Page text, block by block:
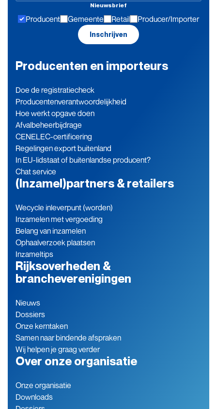
blijven
Nieuwsbrief
Producent Gemeente Retail Producer/Importer
Inschrijven
Producenten en importeurs
Doe de registratiecheck
Producenten­verantwoordelijkheid
Hoe werkt opgave doen
Afvalbeheerbijdrage
CENELEC-certificering
Regelingen export buitenland
In EU-lidstaat of buitenlandse producent?
Chat service
(Inzamel)partners & retailers
Wecycle inleverpunt (worden)
Inzamelen met vergoeding
Belang van inzamelen
Ophaalverzoek plaatsen
Inzameltips
Rijksoverheden &
brancheverenigingen
Nieuws
Dossiers
Onze kerntaken
Samen naar bindende afspraken
Wij helpen je graag verder
Over onze organisatie
Onze organisatie
Downloads